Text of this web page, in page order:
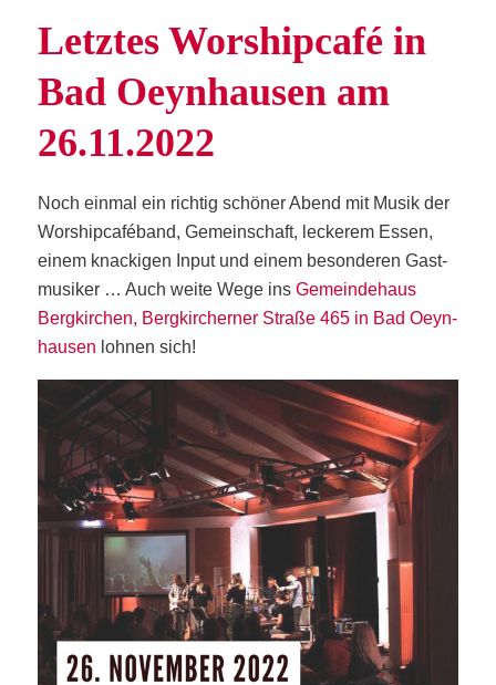
Letz­tes Wor­ship­ca­fé in
Bad Oeyn­hau­sen am
26.11.2022
Noch ein­mal ein rich­tig schö­ner Abend mit Musik der
Wor­ship­ca­fé­band, Gemein­schaft, lecke­rem Essen,
einem kna­cki­gen Input und einem beson­de­ren Gast­
mu­si­ker … Auch wei­te Wege insGemein­de­haus
Berg­kir­chen, Berg­kir­cher­ner Stra­ße 465 in Bad Oeyn­
hau­sen loh­nen sich!